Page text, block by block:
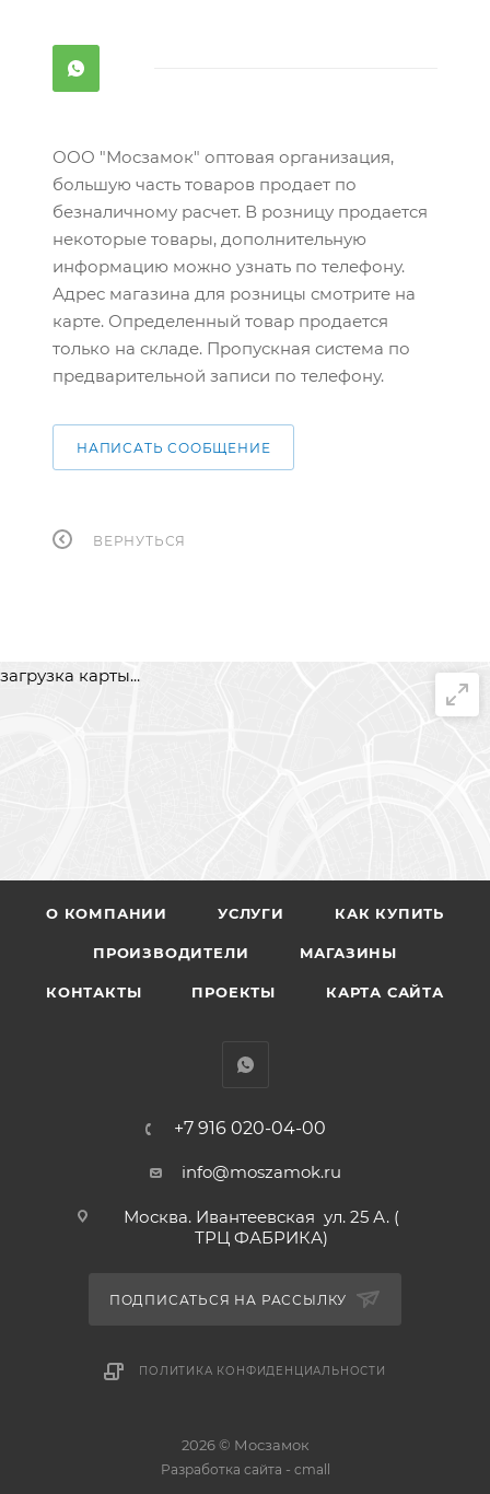
ООО "Мосзамок" оптовая организация,
большую часть товаров продает по
безналичному расчет. В розницу продается
некоторые товары, дополнительную
информацию можно узнать по телефону.
Адрес магазина для розницы смотрите на
карте. Определенный товар продается
только на складе. Пропускная система по
предварительной записи по телефону.
НАПИСАТЬ СООБЩЕНИЕ
ВЕРНУТЬСЯ
загрузка карты...
О КОМПАНИИ УСЛУГИ КАК КУПИТЬ
ПРОИЗВОДИТЕЛИ МАГАЗИНЫ
КОНТАКТЫ ПРОЕКТЫ КАРТА САЙТА
+7 916 020-04-00
info@moszamok.ru
Москва. Ивантеевская ул. 25 А. (
ТРЦ ФАБРИКА)
ПОДПИСАТЬСЯ НА РАССЫЛКУ
ПОЛИТИКА КОНФИДЕНЦИАЛЬНОСТИ
2026 © Мосзамок
Разработка сайта - cmall